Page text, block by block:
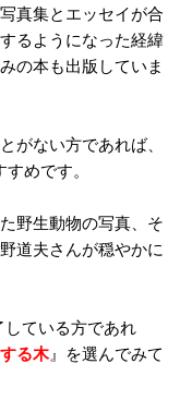
真集とエッセイが合
るようになった経緯
の本も出版していま
がない方であれば、
めです。
野生動物の写真、そ
道夫さんが穏やかに
している方であれ
る木』を選んでみて